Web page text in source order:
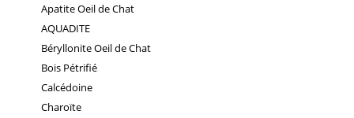
Apatite Oeil de Chat
AQUADITE
Béryllonite Oeil de Chat
Bois Pétrifié
Calcédoine
Charoïte